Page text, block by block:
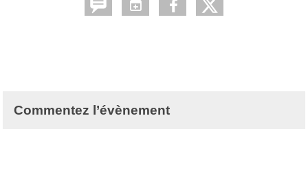
Commentez l’évènement